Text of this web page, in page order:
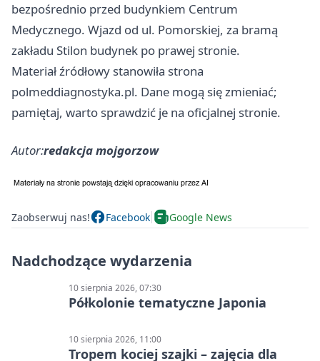
bezpośrednio przed budynkiem Centrum
Medycznego. Wjazd od ul. Pomorskiej, za bramą
zakładu Stilon budynek po prawej stronie.
Materiał źródłowy stanowiła strona
polmeddiagnostyka.pl. Dane mogą się zmieniać;
pamiętaj, warto sprawdzić je na oficjalnej stronie.
Autor:redakcja mojgorzow
Zaobserwuj nas! Facebook Google News
Nadchodzące wydarzenia
10 sierpnia 2026, 07:30
Półkolonie tematyczne Japonia
10 sierpnia 2026, 11:00
Tropem kociej szajki – zajęcia dla